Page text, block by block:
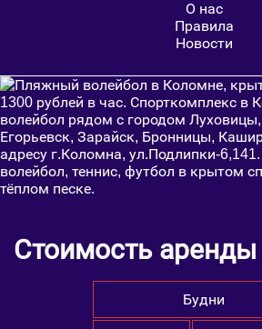
О нас
Правила
Новости
Стоимость
Будни